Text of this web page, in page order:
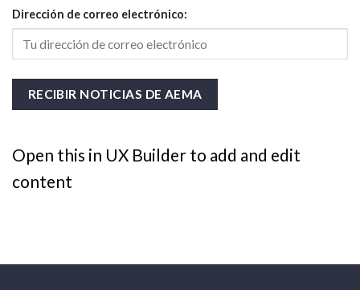
Dirección de correo electrónico:
Open this in UX Builder to add and edit
content